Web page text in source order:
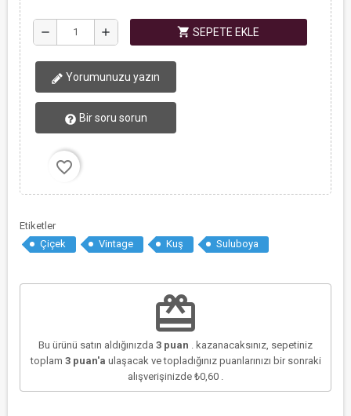
remove add shopping_cart SEPETE EKLE
Yorumunuzu yazın
Bir soru sorun
favorite_border
Etiketler
Çiçek
Vintage Kuş Suluboya
redeem
Bu ürünü satın aldığınızda 3 puan . kazanacaksınız, sepetiniz
toplam 3puan'a ulaşacak ve topladığınız puanlarınızı bir sonraki
alışverişinizde ₺0,60